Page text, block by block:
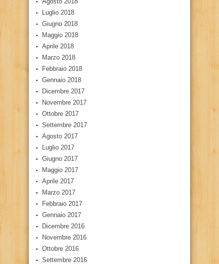
Luglio 2018
Giugno 2018
Maggio 2018
Aprile 2018
Marzo 2018
Febbraio 2018
Gennaio 2018
Dicembre 2017
Novembre 2017
Ottobre 2017
Settembre 2017
Agosto 2017
Luglio 2017
Giugno 2017
Maggio 2017
Aprile 2017
Marzo 2017
Febbraio 2017
Gennaio 2017
Dicembre 2016
Novembre 2016
Ottobre 2016
Settembre 2016